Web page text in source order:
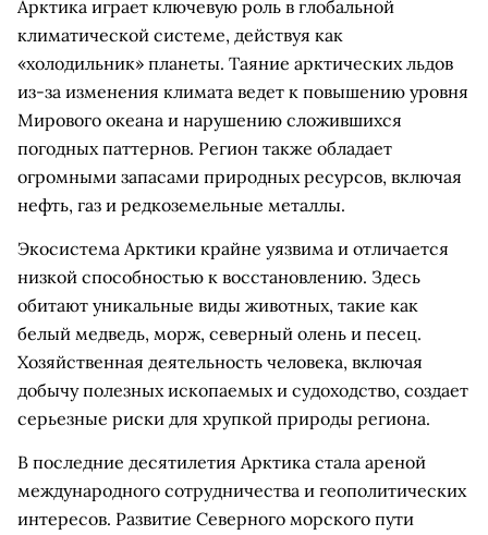
Арктика играет ключевую роль в глобальной
климатической системе, действуя как
«холодильник» планеты. Таяние арктических льдов
из-за изменения климата ведет к повышению уровня
Мирового океана и нарушению сложившихся
погодных паттернов. Регион также обладает
огромными запасами природных ресурсов, включая
нефть, газ и редкоземельные металлы.
Экосистема Арктики крайне уязвима и отличается
низкой способностью к восстановлению. Здесь
обитают уникальные виды животных, такие как
белый медведь, морж, северный олень и песец.
Хозяйственная деятельность человека, включая
добычу полезных ископаемых и судоходство, создает
серьезные риски для хрупкой природы региона.
В последние десятилетия Арктика стала ареной
международного сотрудничества и геополитических
интересов. Развитие Северного морского пути